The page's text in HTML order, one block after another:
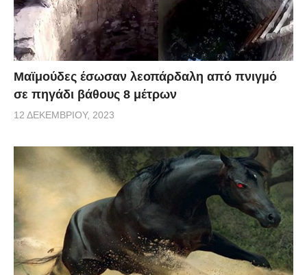
Μαϊμούδες έσωσαν λεοπάρδαλη από πνιγμό
σε πηγάδι βάθους 8 μέτρων
12 ΔΕΚΕΜΒΡΊΟΥ, 2023